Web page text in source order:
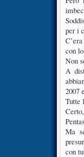
per i
con
Non
A
2007
Tutte
Ma
con